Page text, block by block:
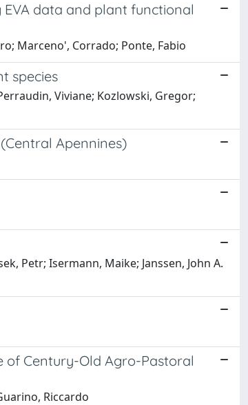
data and plant functional
Marceno', Corrado; Ponte, Fabio
species
Viviane; Kozlowski, Gregor;
Apennines)
Petr; Isermann, Maike; Janssen, John A.
of Century-Old Agro-Pastoral
Riccardo